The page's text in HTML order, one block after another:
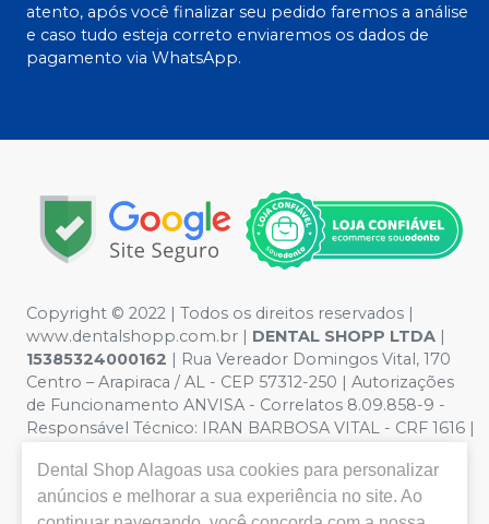
atento, após você finalizar seu pedido faremos a análise
e caso tudo esteja correto enviaremos os dados de
pagamento via WhatsApp.
Copyright © 2022 | Todos os direitos reservados |
www.dentalshopp.com.br | DENTAL SHOPP LTDA |
15385324000162 | Rua Vereador Domingos Vital, 170
Centro – Arapiraca / AL - CEP 57312-250 | Autorizações
de Funcionamento ANVISA - Correlatos 8.09.858-9 -
Responsável Técnico: IRAN BARBOSA VITAL - CRF 1616 |
ilustrativas - Os preços e condições da loja virtual estão
sujeitos a alterações. Em caso de divergência de preços
no site, o valor válido é o do Carrinho de Compra. Não
Dental Shop Alagoas usa cookies para personalizar
anúncios e melhorar a sua experiência no site. Ao